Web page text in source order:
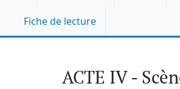
Fiche de lecture
ACTE IV -